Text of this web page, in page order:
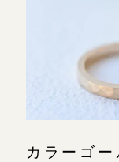
カラーゴ